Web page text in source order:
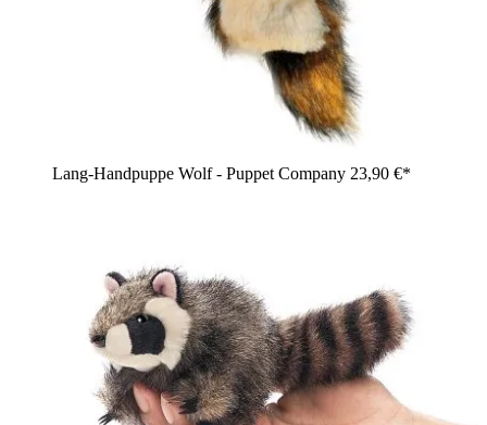
Lang-Handpuppe Wolf - Puppet Company 23,90 €*